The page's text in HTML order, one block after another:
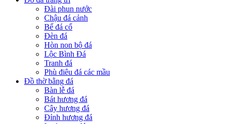
Đài phun nước
Chậu đá cảnh
Bể đá cổ
Đèn đá
Hòn non bộ đá
Lộc Bình Đá
Tranh đá
Phù điêu đá các mầu
Đồ thờ bằng đá
Bàn lễ đá
Bát hương đá
Cây hương đá
Đỉnh hương đá